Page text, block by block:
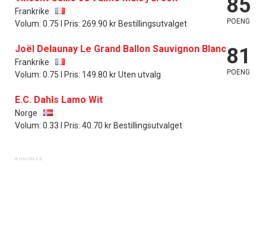
Frankrike
Volum: 0.75 l Pris: 269.90 kr Bestillingsutvalget
85
POENG
Joël Delaunay Le Grand Ballon Sauvignon Blanc
Frankrike
Volum: 0.75 l Pris: 149.80 kr Uten utvalg
81
POENG
E.C. Dahls Lamo Wit
Norge
Volum: 0.33 l Pris: 40.70 kr Bestillingsutvalget